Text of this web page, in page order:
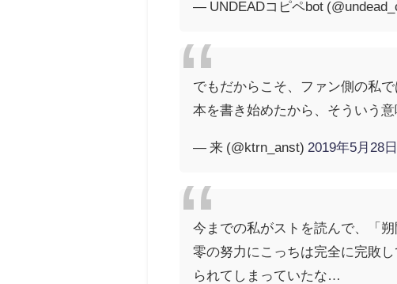
— UNDEADコピペbot
でもだからこそ、ファン側の私
本を書き始めたから、そういう
— 来 (@ktrn_anst) 2019年5月28日
今までの私がストを読んで、「
零の努力にこっちは完全に完敗
られてしまっていたな…